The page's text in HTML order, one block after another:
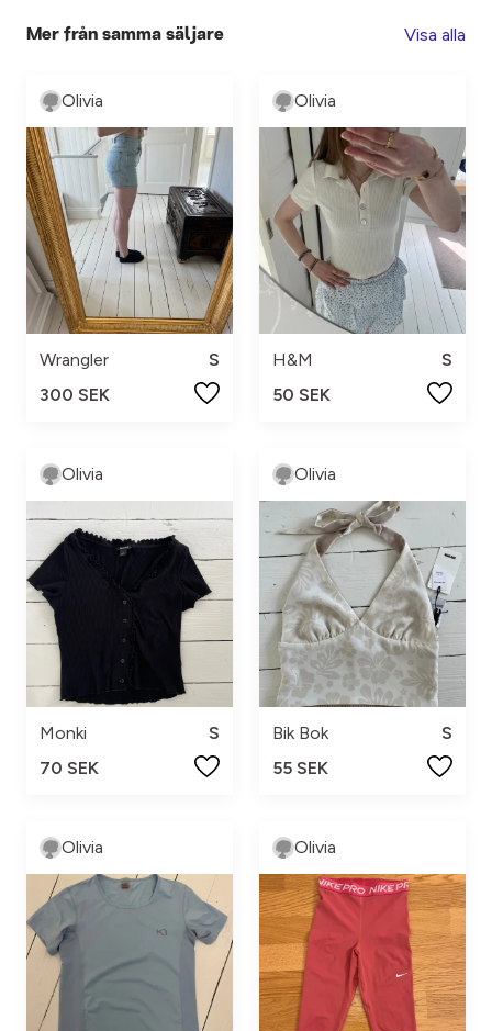
Mer från samma säljare Visa alla
Olivia
Wrangler
S
300 SEK
Olivia
H&M
S
50 SEK
Olivia
Monki
S
70 SEK
Olivia
Bik Bok
S
55 SEK
Olivia Olivia